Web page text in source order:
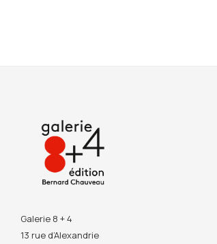
Galerie 8 + 4
13 rue d’Alexandrie